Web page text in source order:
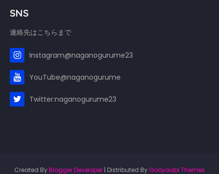
SNS
連絡先はこちらまで
Instagram@naganogurume23
YouTube@naganogurume
Twitter:naganogurume23
Created ByBlogger Developer | Distributed ByGooyaabi Themes